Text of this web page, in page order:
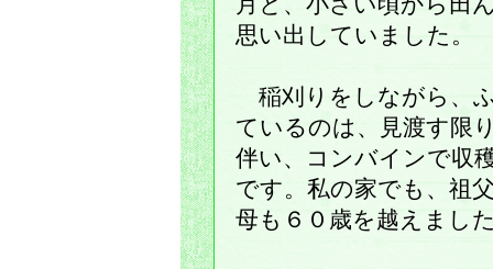
思い出していました。
稲刈りをしながら、
ているのは、見渡す限
伴い、コンバインで収
です。私の家でも、祖
母も６０歳を越えまし